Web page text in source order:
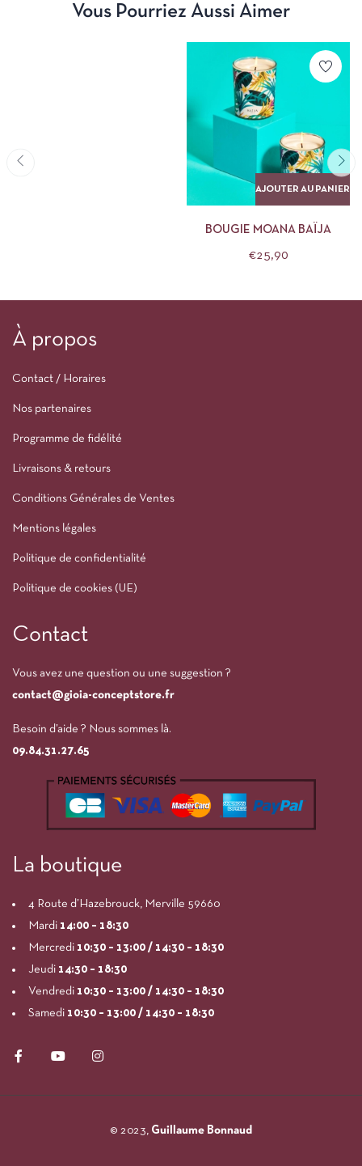
Vous Pourriez Aussi Aimer
AJOUTER AU PANIER
BOUGIE MOANA BAÏJA
€25,90
À propos
Contact / Horaires
Nos partenaires
Programme de fidélité
Livraisons & retours
Conditions Générales de Ventes
Mentions légales
Politique de confidentialité
Politique de cookies (UE)
Contact
Vous avez une question ou une suggestion ?
contact@gioia-conceptstore.fr
Besoin d’aide ? Nous sommes là.
09.84.31.27.65
La boutique
4 Route d’Hazebrouck, Merville 59660
Mardi 14:00 – 18:30
Mercredi 10:30 – 13:00 / 14:30 – 18:30
Jeudi 14:30 – 18:30
Vendredi 10:30 – 13:00 / 14:30 – 18:30
Samedi 10:30 – 13:00 / 14:30 – 18:30
© 2023, Guillaume Bonnaud